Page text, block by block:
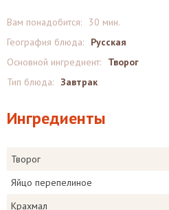
Вам понадобится:
30 мин.
География блюда:
Русская
Основной ингредиент:
Творог
Тип блюда: Завтрак
Ингредиенты
Творог
Яйцо перепелиное
Крахмал